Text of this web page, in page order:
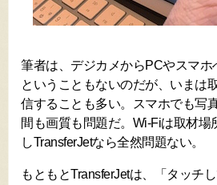
筆者は、デジカメからPCやスマ
ということもないのだが、いまは
信することも多い。スマホでも写
間も画質も問題だ。Wi-Fiは取材
しTransferJetなら全然問題ない。
もともとTransferJetは、「タッチ